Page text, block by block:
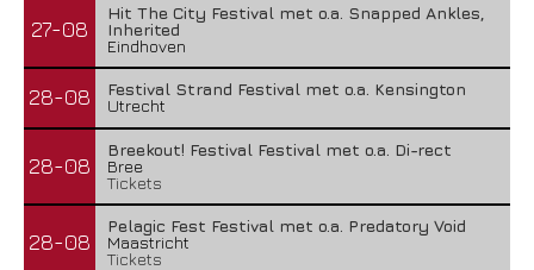
27-08
Hit The City Festival met o.a. Snapped Ankles,
Inherited
Eindhoven
28-08
Festival Strand Festival met o.a. Kensington
Utrecht
28-08
Breekout! Festival Festival met o.a. Di-rect
Bree
Tickets
28-08
Pelagic Fest Festival met o.a. Predatory Void
Maastricht
Tickets